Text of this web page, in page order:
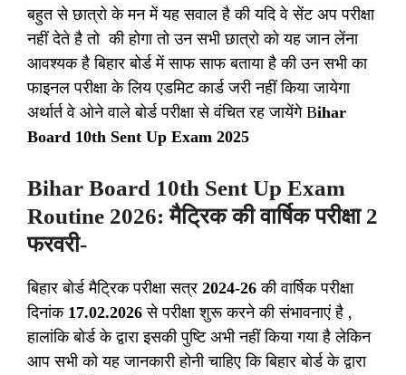
बहुत से छात्रो के मन में यह सवाल है की यदि वे सेंट अप परीक्षा
नहीं देते है तो की होगा तो उन सभी छात्रो को यह जान लेंना
आवश्यक है बिहार बोर्ड में साफ साफ बताया है की उन सभी का
फाइनल परीक्षा के लिय एडमिट कार्ड जरी नहीं किया जायेगा
अर्थार्त वे ओने वाले बोर्ड परीक्षा से वंचित रह जायेंगे Bihar
Board 10th Sent Up Exam 2025
Bihar Board 10th Sent Up Exam
Routine 2026: मैट्रिक की वार्षिक परीक्षा 2
फरवरी-
बिहार बोर्ड मैट्रिक परीक्षा सत्र 2024-26 की वार्षिक परीक्षा
दिनांक17.02.2026 से परीक्षा शुरू करने की संभावनाएं है ,
हालांकि बोर्ड के द्वारा इसकी पुष्टि अभी नहीं किया गया है लेकिन
आप सभी को यह जानकारी होनी चाहिए कि बिहार बोर्ड के द्वारा